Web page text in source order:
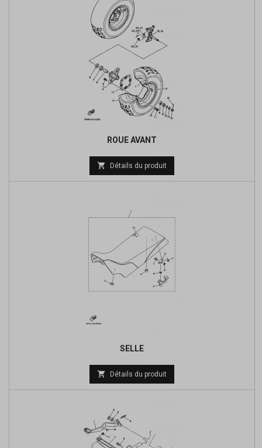
ROUE AVANT
Prix
de
 Détails du produit
SELLE
Prix
de
 Détails du produit